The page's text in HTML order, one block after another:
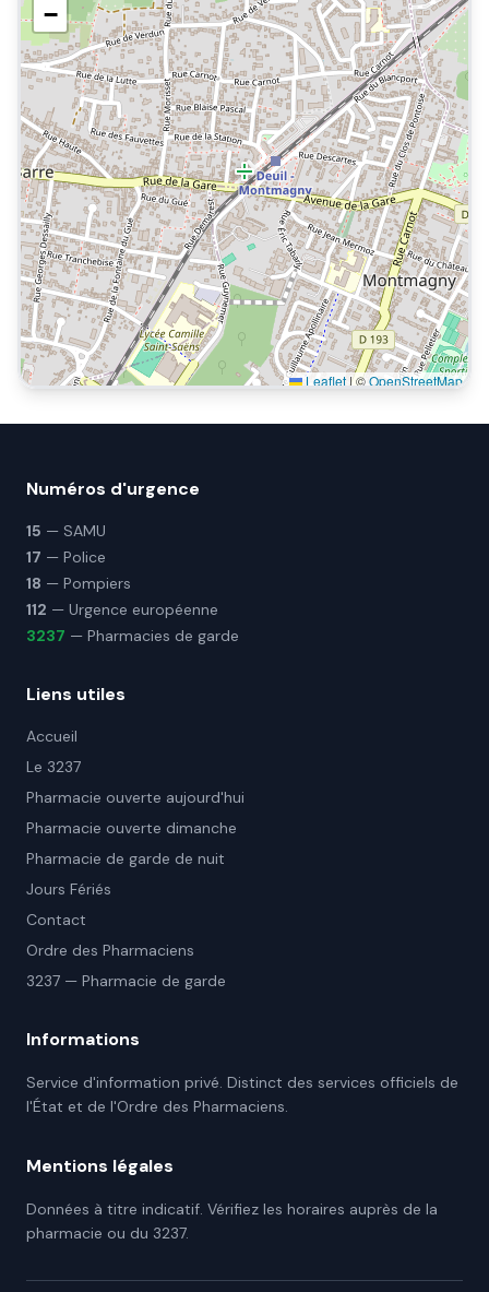
−
Leaflet|©OpenStreetMap
Numéros d'urgence
15 — SAMU
17 — Police
18 — Pompiers
112 — Urgence européenne
3237 — Pharmacies de garde
Liens utiles
Accueil
Le 3237
Pharmacie ouverte aujourd'hui
Pharmacie ouverte dimanche
Pharmacie de garde de nuit
Jours Fériés
Contact
Ordre des Pharmaciens
3237 — Pharmacie de garde
Informations
Service d'information privé. Distinct des services officiels de
l'État et de l'Ordre des Pharmaciens.
Mentions légales
Données à titre indicatif. Vérifiez les horaires auprès de la
pharmacie ou du 3237.